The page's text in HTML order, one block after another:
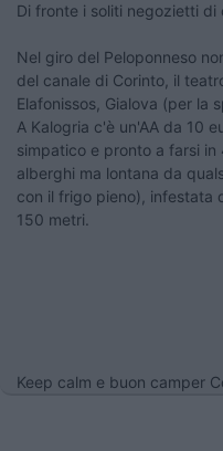
Di fronte i soliti negozietti
Nel giro del Peloponneso
del canale di Corinto, il
Elafonissos, Gialova (per la
A Kalogria c'è un'AA da 10
simpatico e pronto a farsi
alberghi ma lontana da
con il frigo pieno), infestata
150 metri.
Keep calm e buon camper